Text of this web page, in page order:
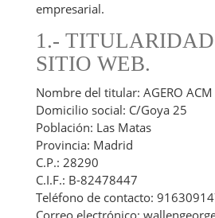
empresarial.
1.-
SITIO WEB.
Nombre del titular: AGERO ACM
Domicilio social: C/Goya 25
Población: Las Matas
Provincia: Madrid
C.P.: 28290
C.I.F.: B-82478447
Teléfono de contacto:
Correo electrónico: